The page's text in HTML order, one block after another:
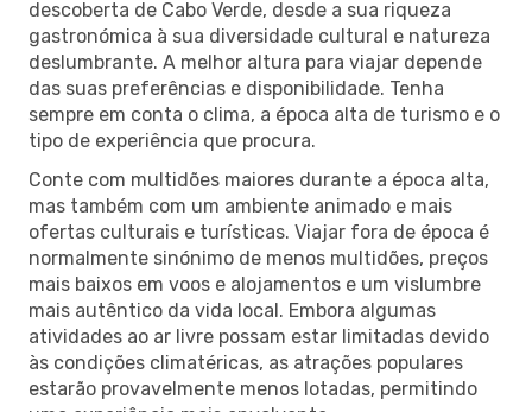
descoberta de Cabo Verde, desde a sua riqueza
gastronómica à sua diversidade cultural e natureza
deslumbrante. A melhor altura para viajar depende
das suas preferências e disponibilidade. Tenha
sempre em conta o clima, a época alta de turismo e o
tipo de experiência que procura.
Conte com multidões maiores durante a época alta,
mas também com um ambiente animado e mais
ofertas culturais e turísticas. Viajar fora de época é
normalmente sinónimo de menos multidões, preços
mais baixos em voos e alojamentos e um vislumbre
mais autêntico da vida local. Embora algumas
atividades ao ar livre possam estar limitadas devido
às condições climatéricas, as atrações populares
estarão provavelmente menos lotadas, permitindo